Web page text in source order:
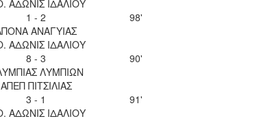
ΑΔΩΝΙΣ ΙΔΑΛΙΟΥ
1 - 2
ΑΝΑΓΥΙΑΣ
98'
ΑΔΩΝΙΣ ΙΔΑΛΙΟΥ
8 - 3
ΛΥΜΠΙΩΝ
90'
ΑΠΕΠ ΠΙΤΣΙΛΙΑΣ
3 - 1
ΑΔΩΝΙΣ ΙΔΑΛΙΟΥ
91'